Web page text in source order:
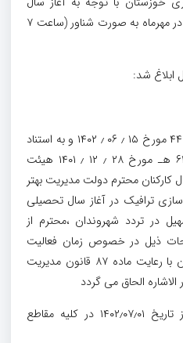
تحصیلی ساعت اداری در استان در مهرماه به صورت شناور (ساعت ۷
ابلاغ شد:
پیرو بخشنامه شماره ۲۰۱۶۶ ٫ ۶ ٫ ۴۴ مورخ ۱۵ ٫ ۰۶ ٫ ۱۴۰۲ و به استناد
مصوبه شماره ۲۴۳۱۸۷ ٫ ت ۶۱۰۱۱ هـ مورخ ۲۸ ٫ ۱۲ ٫ ۱۴۰۱ هیئت
کارکنان محترم دولت مدیریت بهتر
ترافیک در آغاز سال تحصیلی
در تردد شهروندان ،محترم از
ذیل در خصوص زمان فعالیت
اداری دستگاههای اجرایی ،استان با رعایت ماده ۸۷ قانون مدیریت
الحاق می گردد
۱- ساعت آغاز به کار مدارس از تاریخ ۱۴۰۲٫۰۷٫۰۱ در کلیه مقاطع